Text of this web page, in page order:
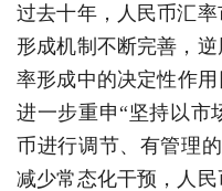
过去十年，人民币汇
形成机制不断完善，
率形成中的决定性作
进一步重申“坚持以市
币进行调节、有管理
减少常态化干预，人